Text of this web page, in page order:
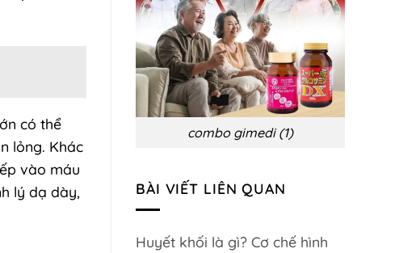
có thể
lỏng. Khác
vào máu
lý dạ dày,
biến
chứng
và
phòng
ngừa
combo gimedi (1)
BÀI VIẾT LIÊN QUAN
Huyết khối là gì? Cơ chế hình